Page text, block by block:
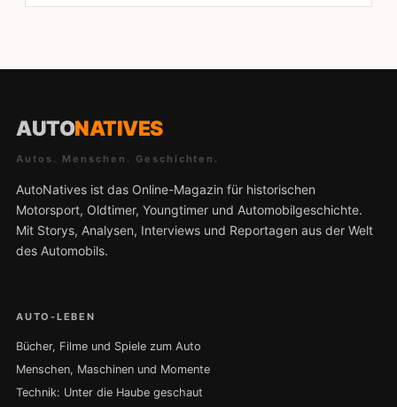
AUTONATIVES
Autos. Menschen. Geschichten.
AutoNatives ist das Online-Magazin für historischen
Motorsport, Oldtimer, Youngtimer und Automobilgeschichte.
Mit Storys, Analysen, Interviews und Reportagen aus der Welt
des Automobils.
AUTO-LEBEN
Bücher, Filme und Spiele zum Auto
Menschen, Maschinen und Momente
Technik: Unter die Haube geschaut